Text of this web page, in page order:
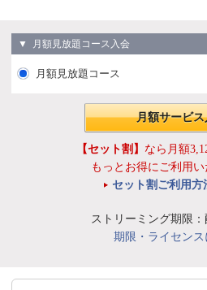
▼ 月額見放題コース入会
月額見放題コース
月額サービス
【セット割】 なら月額
もっとお得にご利用い
セット割ご利用方
ストリーミング期限
期限・ライセンス